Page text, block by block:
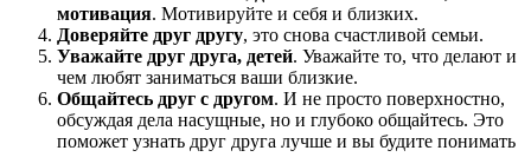
мотивация. Мотивируйте и себя и близких.
Доверяйте друг другу, это снова счастливой семьи.
Уважайте друг друга, детей. Уважайте то, что делают и
чем любят заниматься ваши близкие.
Общайтесь друг с другом. И не просто поверхностно,
обсуждая дела насущные, но и глубоко общайтесь. Это
поможет узнать друг друга лучше и вы будите понимать